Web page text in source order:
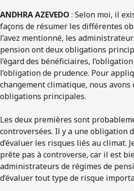
ANDHRA AZEVEDO : Selon moi, il
façons de résumer les différentes
l’avez mentionné, les
pension ont deux obligations
l’égard des bénéficiaires,
l’obligation de prudence. Pour
changement climatique, nous
obligations principales.
Les deux premières sont
controversées. Il y a une obligation
d’évaluer les risques liés au climat.
prête pas à controverse, car il est
administrateurs de régimes de
d’évaluer tout type de risque